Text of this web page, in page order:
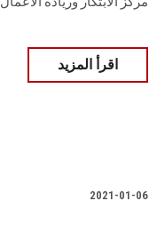
اقرأ المزيد
2021-01-06